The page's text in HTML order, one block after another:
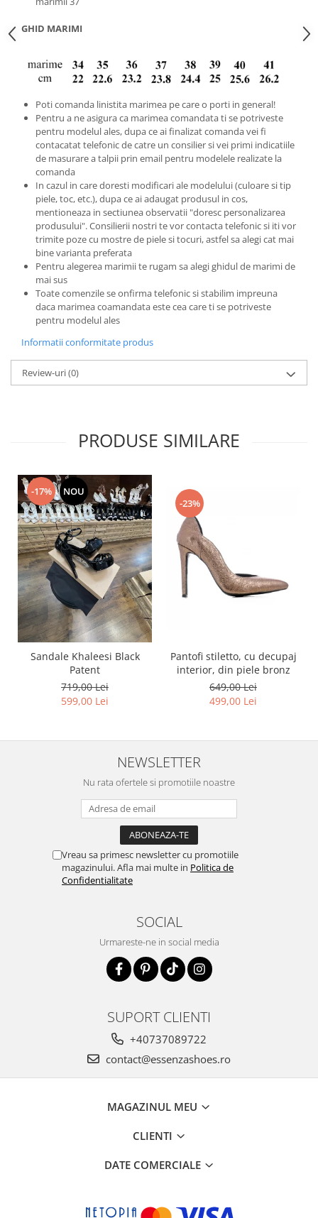
GHID MARIMI
Poti comanda linistita marimea pe care o porti in general!
Pentru a ne asigura ca marimea comandata ti se potriveste
pentru modelul ales, dupa ce ai finalizat comanda vei fi
contacatat telefonic de catre un consilier si vei primi indicatiile
de masurare a talpii prin email pentru modelele realizate la
comanda
In cazul in care doresti modificari ale modelului (culoare si tip
piele, toc, etc.), dupa ce ai adaugat produsul in cos,
mentioneaza in sectiunea observatii "doresc personalizarea
produsului". Consilierii nostri te vor contacta telefonic si iti vor
trimite poze cu mostre de piele si tocuri, astfel sa alegi cat mai
bine varianta preferata
Pentru alegerea marimii te rugam sa alegi ghidul de marimi de
mai sus
Toate comenzile se onfirma telefonic si stabilim impreuna
daca marimea coamandata este cea care ti se potriveste
pentru modelul ales
Informatii conformitate produs
Review-uri(0)
PRODUSE SIMILARE
-17% NOU
Sandale Khaleesi Black
Patent
719,00 Lei
599,00 Lei
-23%
Pantofi stiletto, cu decupaj
interior, din piele bronz
649,00 Lei
499,00 Lei
NEWSLETTER
Nu rata ofertele si promotiile noastre
Vreau sa primesc newsletter cu promotiile
magazinului. Afla mai multe in Politica de
Confidentialitate
SOCIAL
Urmareste-ne in social media
SUPORT CLIENTI
+40737089722
contact@essenzashoes.ro
MAGAZINUL MEU
CLIENTI
DATE COMERCIALE